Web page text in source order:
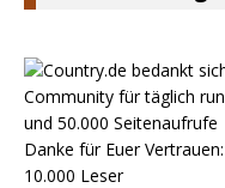
Danke für Euer
10.000 Leser